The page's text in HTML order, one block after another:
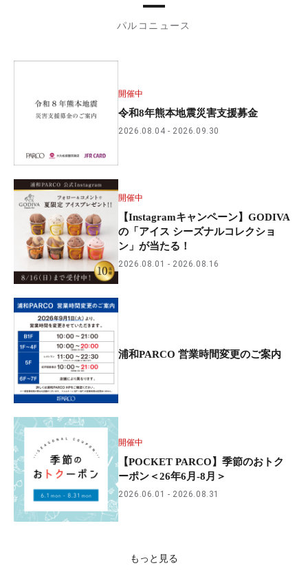
パルコニュース
開催中
令和8年熊本地震災害支援募金
2026.08.04 2026.09.30
開催中
【Instagramキャンペーン】GODIVA
の「アイス シーズナルコレクショ
ン」が当たる！
2026.08.01 2026.08.16
浦和PARCO 営業時間変更のご案内
開催中
【POCKET PARCO】季節のおトク
ーポン＜26年6月-8月＞
2026.06.01 2026.08.31
もっと見る